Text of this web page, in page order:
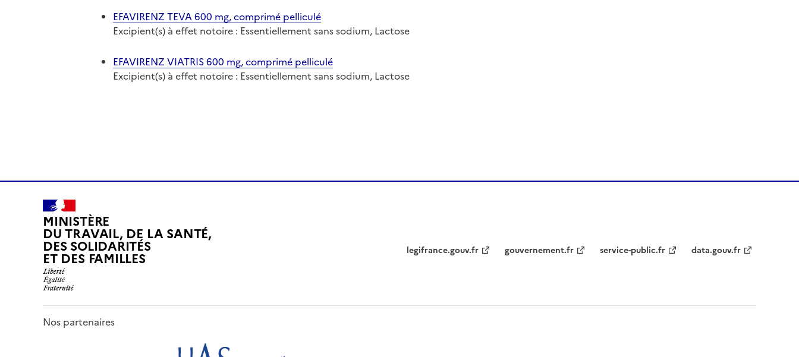
EFAVIRENZ TEVA 600 mg, comprimé pelliculé
Excipient(s) à effet notoire : Essentiellement sans sodium, Lactose
EFAVIRENZ VIATRIS 600 mg, comprimé pelliculé
Excipient(s) à effet notoire : Essentiellement sans sodium, Lactose
MINISTÈRE
DU TRAVAIL, DE LA SANTÉ,
DES SOLIDARITÉS
ET DES FAMILLES legifrance.gouv.fr gouvernement.fr service-public.fr data.gouv.fr
Nos partenaires